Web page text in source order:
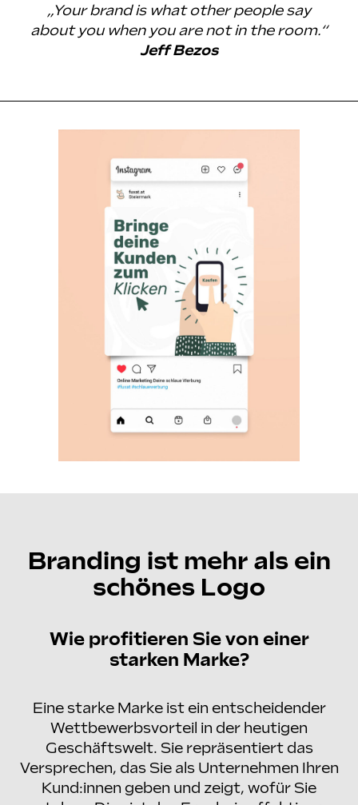
„Your brand is what other people say
about you when you are not in the room.“
Jeff Bezos
Branding ist mehr als ein
schönes Logo
Wie profitieren Sie von einer
starken Marke?
Eine starke Marke ist ein entscheidender
Wettbewerbsvorteil in der heutigen
Geschäftswelt. Sie repräsentiert das
Versprechen, das Sie als Unternehmen Ihren
Kund:innen geben und zeigt, wofür Sie